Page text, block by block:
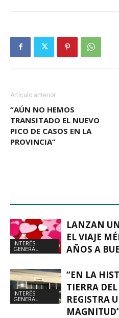
Artículo anterior
“AÚN NO HEMOS
TRANSITADO EL NUEVO
PICO DE CASOS EN LA
PROVINCIA”
INTERÉS
GENERAL
LANZAN
EL VIAJE
AÑOS A
INTERÉS
GENERAL
“EN LA
TIERRA
REGISTRA